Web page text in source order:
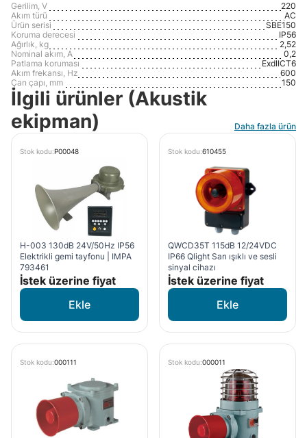
Gerilim, V
220
Akım türü
AC
Ürün serisi
SBE150
Koruma derecesi
IP56
Ağırlık, kg
2,52
Nominal akım, A
0,2
Patlama koruması
ExdIICT6
Akım frekansı, Hz
600
Çan çapı, mm
150
İlgili ürünler (Akustik
ekipman)
Daha fazla ürün
Stok kodu:P00048
H-003 130dB 24V/50Hz IP56
Elektrikli gemi tayfonu | IMPA
793461
İstek üzerine fiyat
Stok kodu:610455
QWCD35T 115dB 12/24VDC
IP66 Qlight Sarı ışıklı ve sesli
sinyal cihazı
İstek üzerine fiyat
Stok kodu:000111 Stok kodu:000011